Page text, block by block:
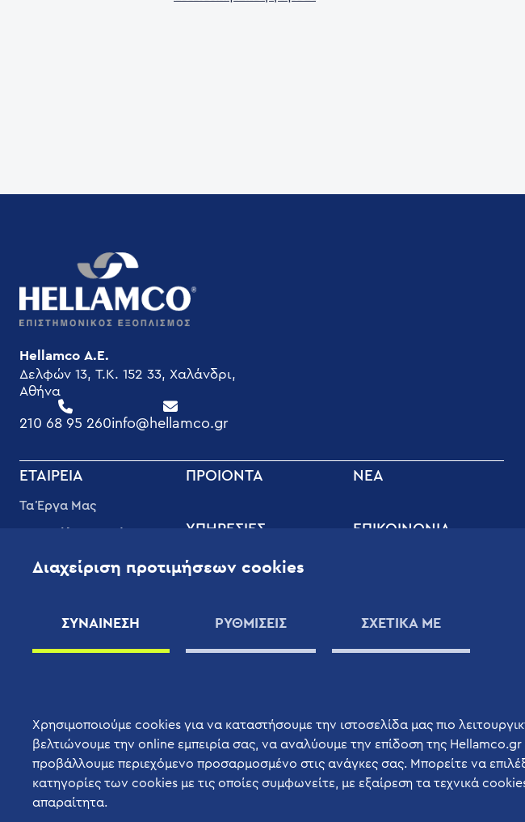
Hellamco Α.Ε.
Δελφών 13, T.K. 152 33, Χαλάνδρι,
Αθήνα
210 68 95 260info@hellamco.gr
FOOTER
MENU
ΕΤΑΙΡΕΊΑ
Τα Έργα Μας
Εταιρική Κοινωνική
Ευθύνη
Επιστημονικού
ΠΡΟΙΟΝΤΑ
ΥΠΗΡΕΣΊΕΣ
Υπηρεσίες Υποστήριξης
Υψηλής Ποιότητας
ΝΈΑ
ΕΠΙΚΟΙΝΩΝIΑ
Διαχείριση προτιμήσεων cookies
ΣΥΝΑΙΝΕΣΗ ΡΥΘΜΙΣΕΙΣ ΣΧΕΤΙΚΑ ΜΕ
Χρησιμοποιούμε cookies για να καταστήσουμε την ιστοσελίδα μας πιο
βελτιώνουμε την online εμπειρία σας, να αναλύουμε την επίδοση της Hellamco.gr
προβάλλουμε περιεχόμενο προσαρμοσμένο στις ανάγκες σας. Μπορείτε να
κατηγορίες των cookies με τις οποίες συμφωνείτε, με εξαίρεση τα τεχνικά
απαραίτητα.